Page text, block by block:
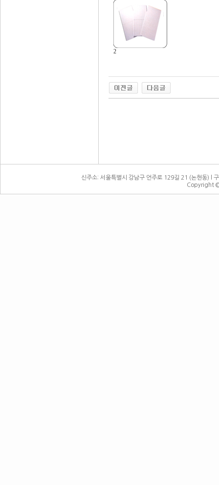
2
신주소: 서울특별시 강남구 언주로 129길 21 (논현동)
Copyright